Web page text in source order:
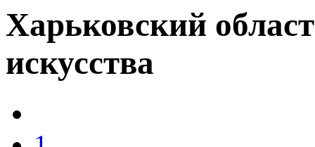
Харьковский
искусства